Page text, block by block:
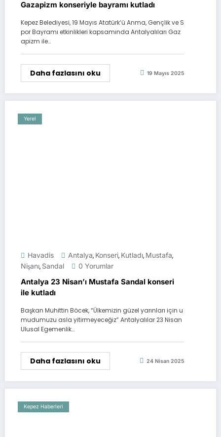
Gazapizm konseriyle bayramı kutladı
Kepez Belediyesi, 19 Mayıs Atatürk’ü Anma, Gençlik ve S
por Bayramı etkinlikleri kapsamında Antalyalıları Gaz
apizm ile…
Daha fazlasını oku 19 Mayıs 2025
Yerel
Havadis Antalya, Konseri, Kutladı, Mustafa,
Nişanı, Sandal 0 Yorumlar
Antalya 23 Nisan’ı Mustafa Sandal konseri
ile kutladı
Başkan Muhittin Böcek, “Ülkemizin güzel yarınları için u
mudumuzu asla yitirmeyeceğiz” Antalyalılar 23 Nisan
Ulusal Egemenlik…
Daha fazlasını oku 24 Nisan 2025
Kepez Haberleri